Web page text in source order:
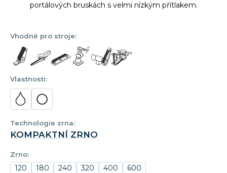
portálových bruskách s velmi nízkým přítlakem.
Vhodné pro stroje:
Vlastnosti:
Technologie zrna:
KOMPAKTNÍ ZRNO
Zrno:
120 180 240 320 400 600